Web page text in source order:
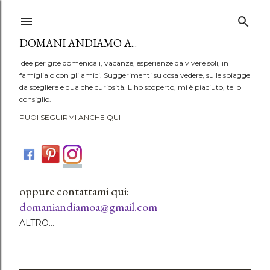
DOMANI ANDIAMO A...
Idee per gite domenicali, vacanze, esperienze da vivere soli, in
famiglia o con gli amici. Suggerimenti su cosa vedere, sulle spiagge
da scegliere e qualche curiosità. L'ho scoperto, mi è piaciuto, te lo
consiglio.
PUOI SEGUIRMI ANCHE QUI
oppure contattami qui:
domaniandiamoa@gmail.com
ALTRO…